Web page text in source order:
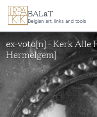
Ga naar hoofdinhoud
BALaT
Belgian art, links and tools
ex-voto[n] - Kerk Alle
Hermelgem]